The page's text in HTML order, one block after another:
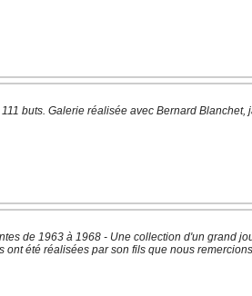
buts. Galerie réalisée avec Bernard Blanchet,
de 1963 à 1968 - Une collection d'un grand
ont été réalisées par son fils que nous